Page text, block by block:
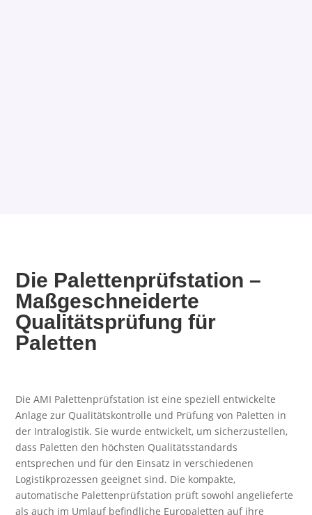
Die Palettenprüfstation –
Maßgeschneiderte
Qualitätsprüfung für
Paletten
Die AMI Palettenprüfstation ist eine speziell entwickelte
Anlage zur Qualitätskontrolle und Prüfung von Paletten in
der Intralogistik. Sie wurde entwickelt, um sicherzustellen,
dass Paletten den höchsten Qualitätsstandards
entsprechen und für den Einsatz in verschiedenen
Logistikprozessen geeignet sind. Die kompakte,
automatische Palettenprüfstation prüft sowohl angelieferte
als auch im Umlauf befindliche Europaletten auf ihre